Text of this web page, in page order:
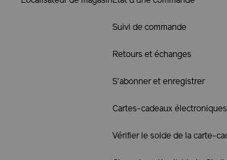
Suivi de commande
Retours et échanges
S'abonner et enregistrer
Cartes-cadeaux électroniques
Vérifier le solde de la carte-